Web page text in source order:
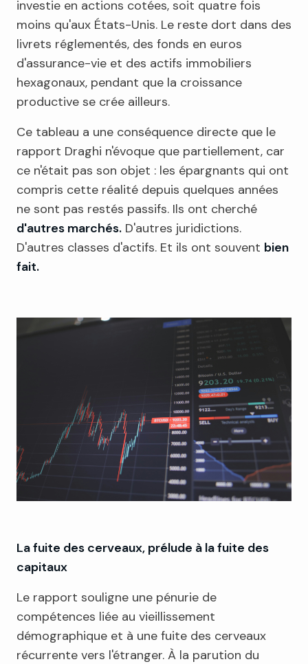
investie en actions cotées, soit quatre fois
moins qu'aux États-Unis. Le reste dort dans des
livrets réglementés, des fonds en euros
d'assurance-vie et des actifs immobiliers
hexagonaux, pendant que la croissance
productive se crée ailleurs.
Ce tableau a une conséquence directe que le
rapport Draghi n'évoque que partiellement, car
ce n'était pas son objet : les épargnants qui ont
compris cette réalité depuis quelques années
ne sont pas restés passifs. Ils ont cherché
d'autres marchés. D'autres juridictions.
D'autres classes d'actifs. Et ils ont souvent bien
fait.
La fuite des cerveaux, prélude à la fuite des
capitaux
Le rapport souligne une pénurie de
compétences liée au vieillissement
démographique et à une fuite des cerveaux
récurrente vers l'étranger. À la parution du